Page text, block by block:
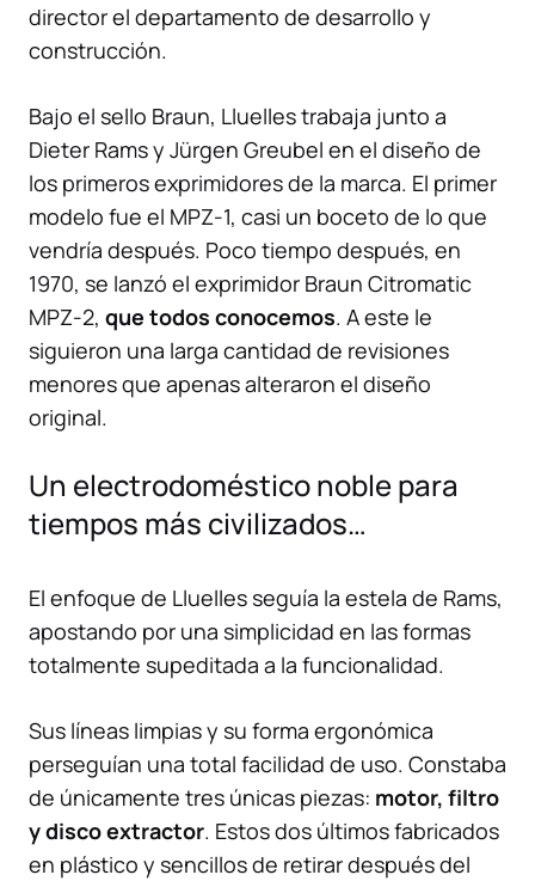
director el departamento de desarrollo y
construcción.
Bajo el sello Braun, Lluelles trabaja junto a
Dieter Rams y Jürgen Greubel en el diseño de
los primeros exprimidores de la marca. El primer
modelo fue el MPZ-1, casi un boceto de lo que
vendría después. Poco tiempo después, en
1970, se lanzó el exprimidor Braun Citromatic
MPZ-2, que todos conocemos. A este le
siguieron una larga cantidad de revisiones
menores que apenas alteraron el diseño
original.
Un electrodoméstico noble para
tiempos más civilizados…
El enfoque de Lluelles seguía la estela de Rams,
apostando por una simplicidad en las formas
totalmente supeditada a la funcionalidad.
Sus líneas limpias y su forma ergonómica
perseguían una total facilidad de uso. Constaba
de únicamente tres únicas piezas: motor, filtro
y disco extractor. Estos dos últimos fabricados
en plástico y sencillos de retirar después del